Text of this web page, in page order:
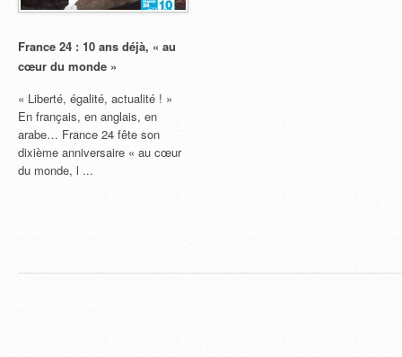
France 24 : 10 ans déjà, « au
cœur du monde »
« Liberté, égalité, actualité ! »
En français, en anglais, en
arabe… France 24 fête son
dixième anniversaire « au cœur
du monde, l ...